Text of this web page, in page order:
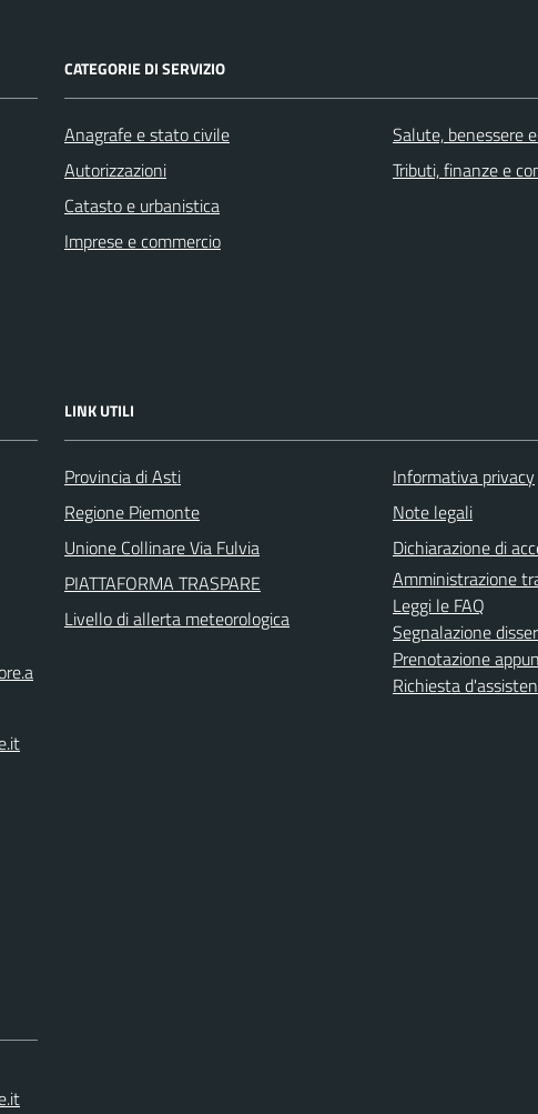
CATEGORIE DI SERVIZIO
Anagrafe e stato civile
Autorizzazioni
Catasto e urbanistica
Imprese e commercio
Salute, benessere
Tributi, finanze e
LINK UTILI
Provincia di Asti
Regione Piemonte
Unione Collinare Via Fulvia
PIATTAFORMA TRASPARE
Livello di allerta meteorologica
Informativa privacy
Note legali
Dichiarazione di
Amministrazione
Leggi le FAQ
Segnalazione
Prenotazione
Richiesta